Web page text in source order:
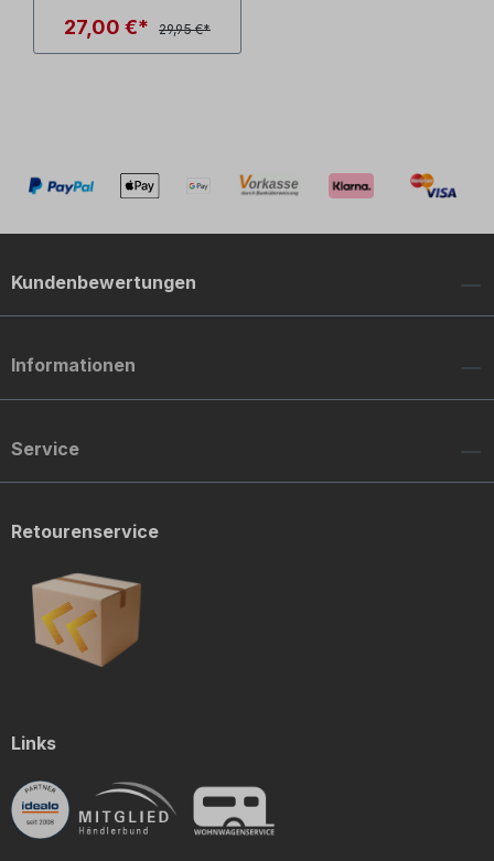
27,00 €* 29,95 €*
Kundenbewertungen
Informationen
Service
Retourenservice
Links